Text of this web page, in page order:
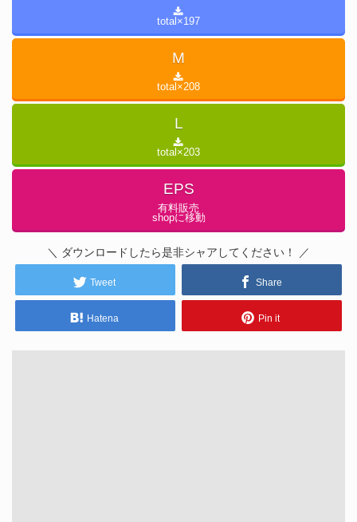
total×197
M
total×208
L
total×203
EPS
有料販売
shopに移動
＼ ダウンロードしたら是非シャアしてください！ ／
Tweet Share
Hatena Pin it